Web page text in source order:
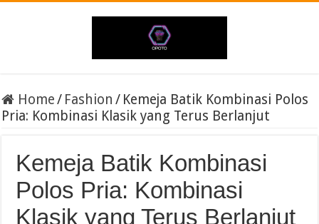
Home/ Fashion / Kemeja Batik Kombinasi Polos
Pria: Kombinasi Klasik yang Terus Berlanjut
Kemeja Batik Kombinasi
Polos Pria: Kombinasi
Klasik yang Terus Berlanjut